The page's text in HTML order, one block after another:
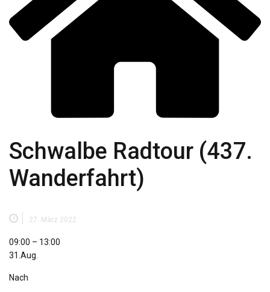
Schwalbe Radtour (437.
Wanderfahrt)
27. März 2022
Schwalbe
Radtour
Wanderfahrt)
09:00 – 13:00
31.Aug.
Nach